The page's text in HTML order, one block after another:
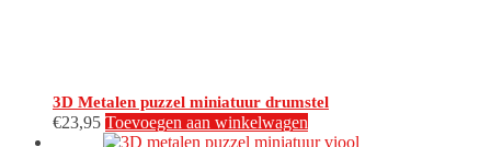
3D Metalen puzzel miniatuur drumstel
€23,95 Toevoegen aan winkelwagen